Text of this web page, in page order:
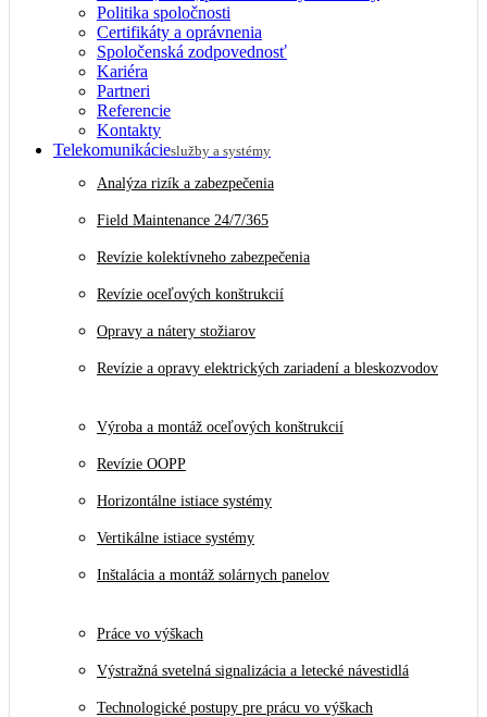
Politika spoločnosti
Certifikáty a oprávnenia
Spoločenská zodpovednosť
Kariéra
Partneri
Referencie
Kontakty
Telekomunikácieslužby a systémy
Analýza rizík a zabezpečenia
Field Maintenance 24/7/365
Revízie kolektívneho zabezpečenia
Revízie oceľových konštrukcií
Opravy a nátery stožiarov
Revízie a opravy elektrických zariadení a bleskozvodov
Výroba a montáž oceľových konštrukcií
Revízie OOPP
Horizontálne istiace systémy
Vertikálne istiace systémy
Inštalácia a montáž solárnych panelov
Práce vo výškach
Výstražná svetelná signalizácia a letecké návestidlá
Technologické postupy pre prácu vo výškach